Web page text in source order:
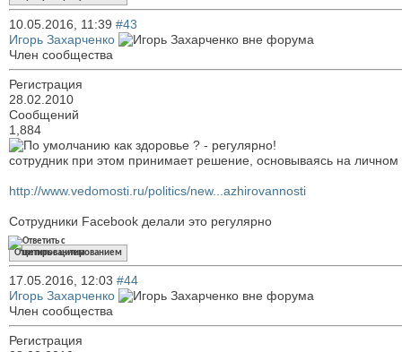
10.05.2016, 11:39 #43
Игорь Захарченко
Член сообщества
Регистрация
28.02.2010
Сообщений
1,884
как здоровье ? - регулярно!
сотрудник при этом принимает решение, основываясь на личном
http://www.vedomosti.ru/politics/new...azhirovannosti
Сотрудники Facebook делали это регулярно
Ответить с цитированием
17.05.2016, 12:03 #44
Игорь Захарченко
Член сообщества
Регистрация